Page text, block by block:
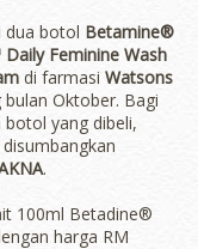
dua botol Betamine®
Feminine Wash
di farmasi Watsons
bulan Oktober. Bagi
botol yang dibeli,
.
100ml Betadine®
harga RM